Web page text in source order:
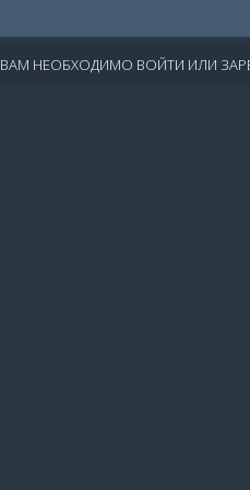
ВАМ НЕОБХОДИМО ВОЙТИ ИЛИ